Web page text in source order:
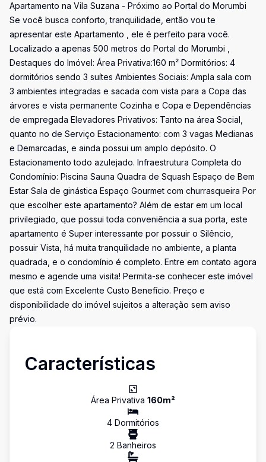
Apartamento na Vila Suzana - Próximo ao Portal do Morumbi
Se você busca conforto, tranquilidade, então vou te
apresentar este Apartamento , ele é perfeito para você.
Localizado a apenas 500 metros do Portal do Morumbi ,
Destaques do Imóvel: Área Privativa:160 m² Dormitórios: 4
dormitórios sendo 3 suítes Ambientes Sociais: Ampla sala com
3 ambientes integradas e sacada com vista para a Copa das
árvores e vista permanente Cozinha e Copa e Dependências
de empregada Elevadores Privativos: Tanto na área Social,
quanto no de Serviço Estacionamento: com 3 vagas Medianas
e Demarcadas, e ainda possui um amplo depósito. O
Estacionamento todo azulejado. Infraestrutura Completa do
Condomínio: Piscina Sauna Quadra de Squash Espaço de Bem
Estar Sala de ginástica Espaço Gourmet com churrasqueira Por
que escolher este apartamento? Além de estar em um local
privilegiado, que possui toda conveniência a sua porta, este
apartamento é Super interessante por possuir o Silêncio,
possuir Vista, há muita tranquilidade no ambiente, a planta
quadrada, e o condomínio é completo. Entre em contato agora
mesmo e agende uma visita! Permita-se conhecer este imóvel
que está com Excelente Custo Benefício. Preço e
disponibilidade do imóvel sujeitos a alteração sem aviso
prévio.
Características
Área Privativa 160m²
4 Dormitórios
2 Banheiros